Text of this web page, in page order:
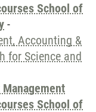
School of
-
Accounting &
for Science and
School of